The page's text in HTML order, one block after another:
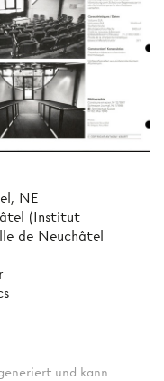
NE
(Institut
de Neuchâtel
und kann